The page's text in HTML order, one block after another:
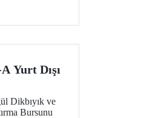
Yurt Dışı
Dikbıyık ve
Bursunu